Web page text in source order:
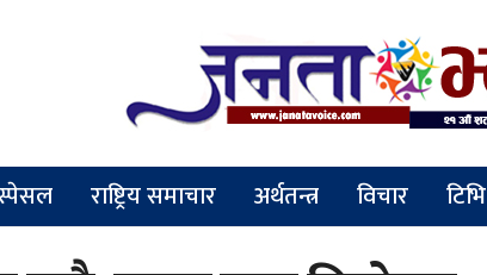
राष्ट्रिय समाचार अर्थतन्त्र विचार टिभि